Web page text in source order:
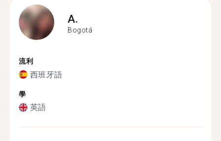
A.
Bogotá
流利
西班牙語
學
英語